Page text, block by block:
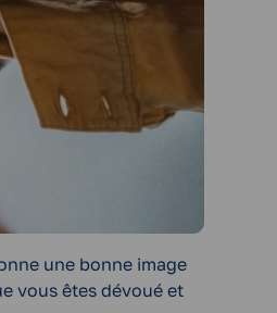
une bonne image
vous êtes dévoué et